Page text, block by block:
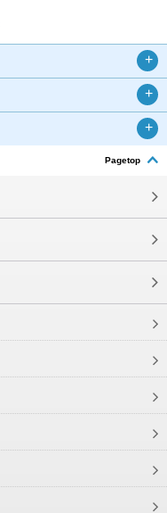
Pagetop